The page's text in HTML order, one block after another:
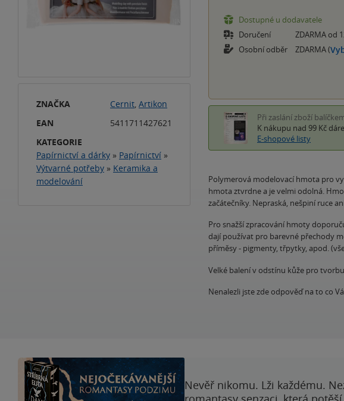
ZNAČKA Cernit, Artikon
EAN
5411711427621
KATEGORIE
Papírnictví a dárky » Papírnictví »
Výtvarné potřeby » Keramika a
modelování
Dostupné u dodavatele
Doručení
ZDARMA od
Osobní odběr
ZDARMA (
Při zaslání zboží
K nákupu nad 99 Kč
E-shopové listy
Polymerová modelovací hmota pro
hmota ztvrdne a je velmi odolná.
začátečníky. Nepraská, nešpiní ruce
Pro snažší zpracování hmoty
dají používat pro barevné přechody
příměsy - pigmenty, třpytky, apod.
Velké balení v odstínu kůže pro
Nenalezli jste zde odpověď na to co
Nevěř nikomu. Lži každému.